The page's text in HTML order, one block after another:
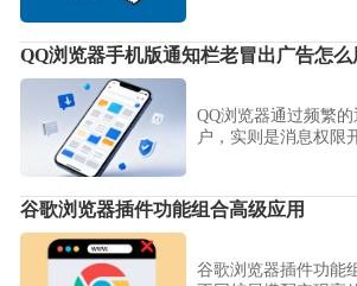
QQ浏览器手机版通知栏老冒出广告怎
QQ浏览器通过频繁
户，实则是消息权限
爽，提升手机使用舒
谷歌浏览器插件功能组合高级应用
谷歌浏览器插件功能